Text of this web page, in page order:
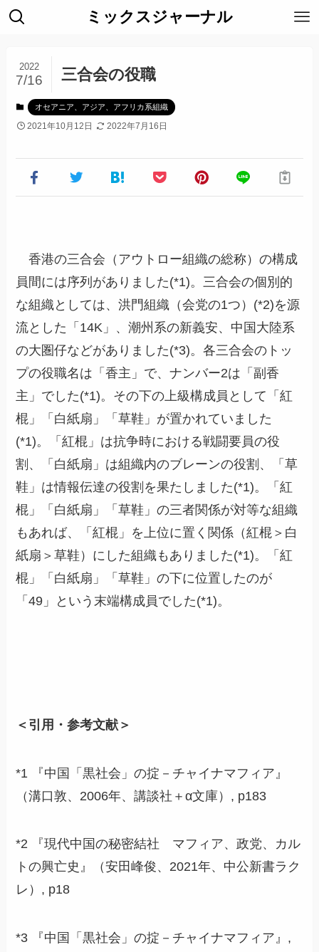
ミックスジャーナル
三合会の役職
2022
7/16
オセアニア、アジア、アフリカ系組織
2021年10月12日 2022年7月16日
香港の三合会（アウトロー組織の総称）の構成
員間には序列がありました(*1)。三合会の個別的
な組織としては、洪門組織（会党の1つ）(*2)を源
流とした「14K」、潮州系の新義安、中国大陸系
の大圏仔などがありました(*3)。各三合会のトッ
プの役職名は「香主」で、ナンバー2は「副香
主」でした(*1)。その下の上級構成員として「紅
棍」「白紙扇」「草鞋」が置かれていました
(*1)。「紅棍」は抗争時における戦闘要員の役
割、「白紙扇」は組織内のブレーンの役割、「草
鞋」は情報伝達の役割を果たしました(*1)。「紅
棍」「白紙扇」「草鞋」の三者関係が対等な組織
もあれば、「紅棍」を上位に置く関係（紅棍＞白
紙扇＞草鞋）にした組織もありました(*1)。「紅
棍」「白紙扇」「草鞋」の下に位置したのが
「49」という末端構成員でした(*1)。
＜引用・参考文献＞
*1 『中国「黒社会」の掟－チャイナマフィア』
（溝口敦、2006年、講談社＋α文庫）, p183
*2 『現代中国の秘密結社 マフィア、政党、カル
トの興亡史』（安田峰俊、2021年、中公新書ラク
レ）, p18
*3 『中国「黒社会」の掟－チャイナマフィア』,